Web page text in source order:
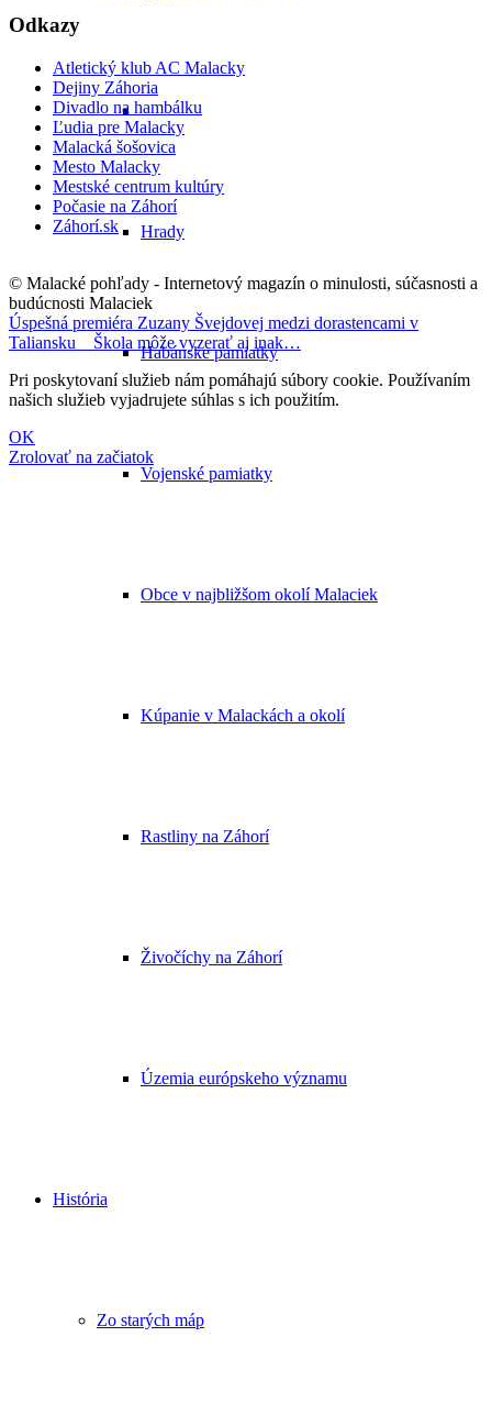
Hrady
Habánske pamiatky
Vojenské pamiatky
Obce v najbližšom okolí Malaciek
Kúpanie v Malackách a okolí
Rastliny na Záhorí
Živočíchy na Záhorí
Územia európskeho významu
História
Zo starých máp
Odkazy
Atletický klub AC Malacky
Dejiny Záhoria
Divadlo na hambálku
Ľudia pre Malacky
Malacká šošovica
Mesto Malacky
Mestské centrum kultúry
Počasie na Záhorí
Záhorí.sk
© Malacké pohľady - Internetový magazín o minulosti, súčasnosti a
budúcnosti Malaciek
Úspešná premiéra Zuzany Švejdovej medzi dorastencami v
Taliansku
Škola môže vyzerať aj inak…
Pri poskytovaní služieb nám pomáhajú súbory cookie. Používaním
našich služieb vyjadrujete súhlas s ich použitím.
OK
Zrolovať na začiatok